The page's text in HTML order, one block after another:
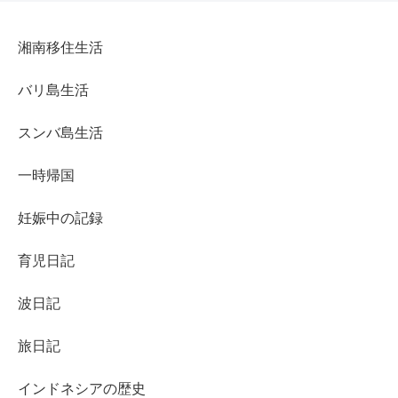
湘南移住生活
バリ島生活
スンバ島生活
一時帰国
妊娠中の記録
育児日記
波日記
旅日記
インドネシアの歴史